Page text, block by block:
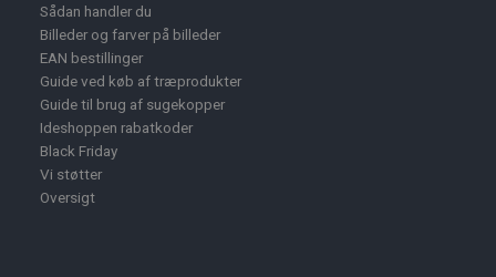
Sådan handler du
Billeder og farver på billeder
EAN bestillinger
Guide ved køb af træprodukter
Guide til brug af sugekopper
Ideshoppen rabatkoder
Black Friday
Vi støtter
Oversigt